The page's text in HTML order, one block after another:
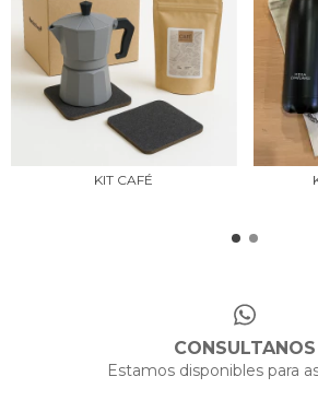
KIT CAFÉ
CONSULTANOS
Estamos disponibles para